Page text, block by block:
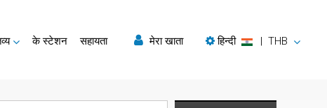
के स्टेशन सहायता मेरा खाता हिन्दी | THB